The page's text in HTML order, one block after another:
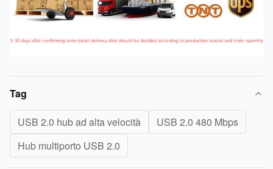
Tag
USB 2.0 hub ad alta velocità
USB 2.0 480 Mbps
Hub multiporto USB 2.0